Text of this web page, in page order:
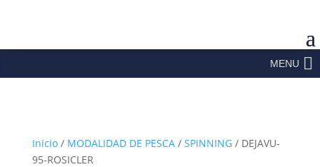
MENU
Inicio/ MODALIDAD DE PESCA/ SPINNING/ DEJAVU-
95-ROSICLER